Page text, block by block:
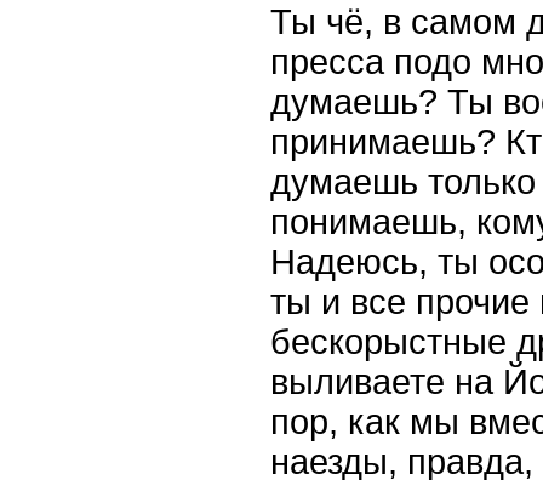
Ты чё, в самом
пресса подо
думаешь? Ты
принимаешь?
думаешь
понимаешь,
Надеюсь, ты
ты и все
бескорыстные
выливаете на
пор, как мы
наезды,